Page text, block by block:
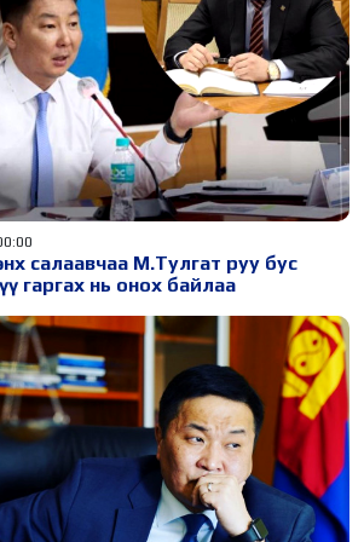
салаавчаа М.Тулгат руу бус
гаргах нь онох байлаа